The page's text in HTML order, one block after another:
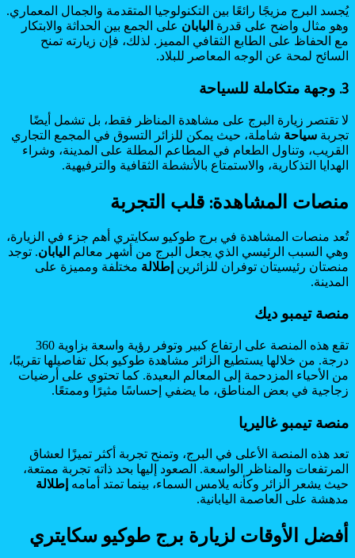
يُجسد البرج مزيجًا رائعًا بين التكنولوجيا المتقدمة والجمال المعماري.
وهو مثال واضح على قدرة اليابان على الجمع بين الحداثة والابتكار
مع الحفاظ على الطابع الثقافي المميز. لذلك، فإن زيارته تمنح
السائح لمحة عن الوجه المعاصر للبلاد.
3. وجهة متكاملة للسياحة
لا تقتصر زيارة البرج على مشاهدة المناظر فقط، بل تشمل أيضًا
تجربة سياحة شاملة، حيث يمكن للزائر التسوق في المجمع التجاري
القريب، وتناول الطعام في المطاعم المطلة على المدينة، وشراء
الهدايا التذكارية، والاستمتاع بالأنشطة الثقافية والترفيهية.
منصات المشاهدة: قلب التجربة
تُعد منصات المشاهدة في برج طوكيو سكايتري أهم جزء في الزيارة،
وهي السبب الرئيسي الذي يجعل البرج من أشهر معالم
اليابان. توجد
منصتان رئيسيتان توفران للزائرين إطلالة مختلفة ومميزة على
المدينة.
منصة تيمبو ديك
تقع هذه المنصة على ارتفاع كبير وتوفر رؤية واسعة بزاوية 360
درجة. من خلالها يستطيع الزائر مشاهدة طوكيو بكل تفاصيلها تقريبًا،
من الأحياء المزدحمة إلى المعالم البعيدة. كما تحتوي على أرضيات
زجاجية في بعض المناطق، ما يضفي إحساسًا مثيرًا وممتعًا.
منصة تيمبو غاليريا
تعد هذه المنصة الأعلى في البرج، وتمنح تجربة أكثر تميزًا لعشاق
المرتفعات والمناظر الواسعة. الصعود إليها بحد ذاته تجربة ممتعة،
حيث يشعر الزائر وكأنه يلامس السماء، بينما تمتد أمامه إطلالة
مدهشة على العاصمة اليابانية.
أفضل الأوقات لزيارة برج طوكيو سكايتري